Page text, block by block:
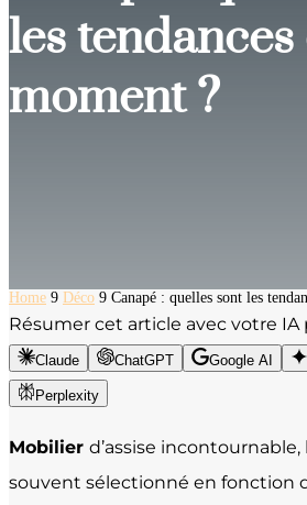
les
moment ?
Home 9 Déco 9 Canapé : quelles sont les
Résumer cet article avec votre IA
Claude ChatGPT Google AI
Perplexity
Mobilier d’assise
souvent sélectionné en fonction